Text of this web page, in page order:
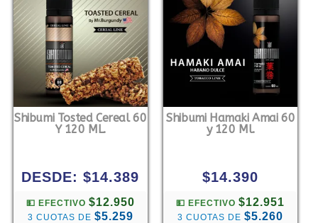
Shibumi Tosted Cereal 60
Y 120 ML.
DESDE:$14.389
💵 EFECTIVO $12.950
3 CUOTAS DE $5.259
Shibumi Hamaki Amai 60
y 120 Ml.
$14.390
💵 EFECTIVO$12.951
3 CUOTAS DE$5.260